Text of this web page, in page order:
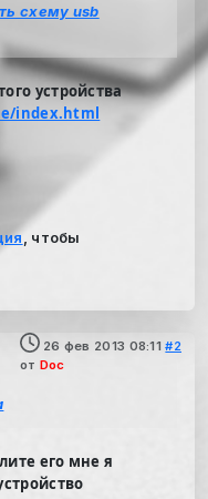
схему usb
устройства
index.html
, чтобы
26 фев 2013 08:11 #2
от Doc
его мне я